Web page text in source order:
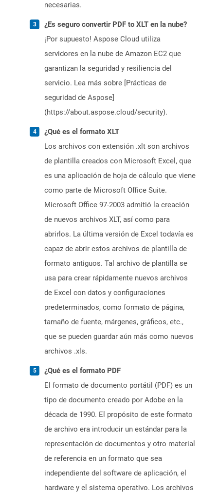
necesarias.
¿Es seguro convertir PDF to XLT en la nube?
¡Por supuesto! Aspose Cloud utiliza
servidores en la nube de Amazon EC2 que
garantizan la seguridad y resiliencia del
servicio. Lea más sobre [Prácticas de
seguridad de Aspose]
(https://about.aspose.cloud/security).
¿Qué es el formato XLT
Los archivos con extensión .xlt son archivos
de plantilla creados con Microsoft Excel, que
es una aplicación de hoja de cálculo que viene
como parte de Microsoft Office Suite.
Microsoft Office 97-2003 admitió la creación
de nuevos archivos XLT, así como para
abrirlos. La última versión de Excel todavía es
capaz de abrir estos archivos de plantilla de
formato antiguos. Tal archivo de plantilla se
usa para crear rápidamente nuevos archivos
de Excel con datos y configuraciones
predeterminados, como formato de página,
tamaño de fuente, márgenes, gráficos, etc.,
que se pueden guardar aún más como nuevos
archivos .xls.
¿Qué es el formato PDF
El formato de documento portátil (PDF) es un
tipo de documento creado por Adobe en la
década de 1990. El propósito de este formato
de archivo era introducir un estándar para la
representación de documentos y otro material
de referencia en un formato que sea
independiente del software de aplicación, el
hardware y el sistema operativo. Los archivos